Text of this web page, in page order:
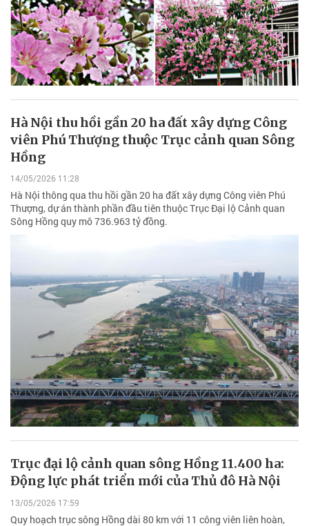
Hà Nội thu hồi gần 20 ha đất xây dựng Công
viên Phú Thượng thuộc Trục cảnh quan Sông
Hồng
14/05/2026 11:28
Hà Nội thông qua thu hồi gần 20 ha đất xây dựng Công viên Phú
Thượng, dự án thành phần đầu tiên thuộc Trục Đại lộ Cảnh quan
Sông Hồng quy mô 736.963 tỷ đồng.
Trục đại lộ cảnh quan sông Hồng 11.400 ha:
Động lực phát triển mới của Thủ đô Hà Nội
13/05/2026 17:59
Quy hoạch trục sông Hồng dài 80 km với 11 công viên liên hoàn,